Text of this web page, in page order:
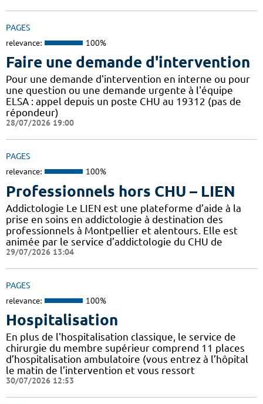
PAGES
relevance: 100%
Faire une demande d'intervention
Pour une demande d'intervention en interne ou pour
une question ou une demande urgente à l'équipe
ELSA : appel depuis un poste CHU au 19312 (pas de
répondeur)
28/07/2026 19:00
PAGES
relevance: 100%
Professionnels hors CHU – LIEN
Addictologie Le LIEN est une plateforme d’aide à la
prise en soins en addictologie à destination des
professionnels à Montpellier et alentours. Elle est
animée par le service d’addictologie du CHU de
29/07/2026 13:04
PAGES
relevance: 100%
Hospitalisation
En plus de l'hospitalisation classique, le service de
chirurgie du membre supérieur comprend 11 places
d’hospitalisation ambulatoire (vous entrez à l’hôpital
le matin de l’intervention et vous ressort
30/07/2026 12:53